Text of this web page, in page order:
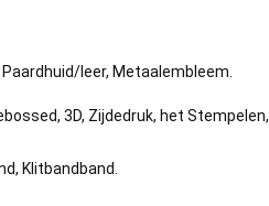
leer, Metaalembleem.
3D, Zijdedruk, het Stempelen,
Klitbandband.